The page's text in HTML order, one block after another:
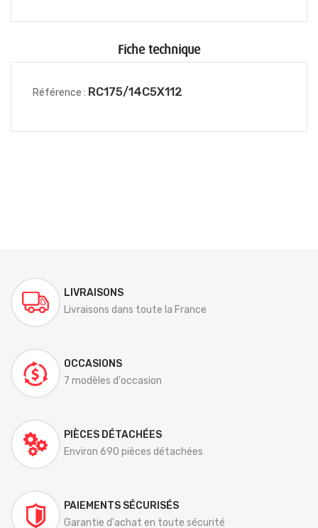
Fiche technique
Référence : RC175/14C5X112
LIVRAISONS
Livraisons dans toute la France
OCCASIONS
7 modèles d'occasion
PIÈCES DÉTACHÉES
Environ 690 pièces détachées
PAIEMENTS SÉCURISÉS
Garantie d'achat en toute sécurité